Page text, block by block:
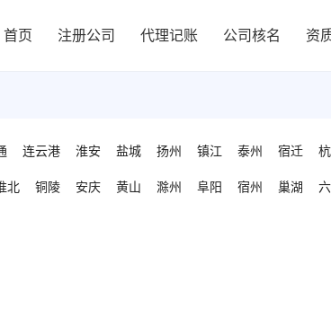
首页 注册公司 代理记账 公司核名 资
连云港 淮安 盐城 扬州 镇江 泰州 宿迁
北 铜陵 安庆 黄山 滁州 阜阳 宿州 巢湖